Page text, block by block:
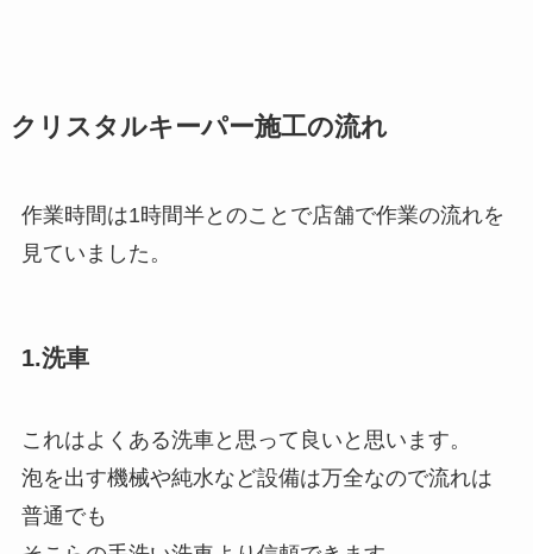
クリスタルキーパー施工の流れ
作業時間は1時間半とのことで店舗で作業の流れを
見ていました。
1.洗車
これはよくある洗車と思って良いと思います。
泡を出す機械や純水など設備は万全なので流れは
普通でも